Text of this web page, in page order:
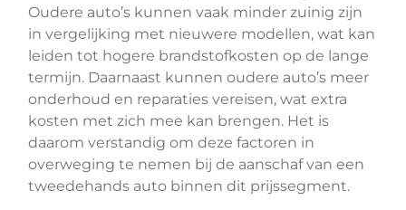
Oudere auto’s kunnen vaak minder zuinig zijn
in vergelijking met nieuwere modellen, wat kan
leiden tot hogere brandstofkosten op de lange
termijn. Daarnaast kunnen oudere auto’s meer
onderhoud en reparaties vereisen, wat extra
kosten met zich mee kan brengen. Het is
daarom verstandig om deze factoren in
overweging te nemen bij de aanschaf van een
tweedehands auto binnen dit prijssegment.